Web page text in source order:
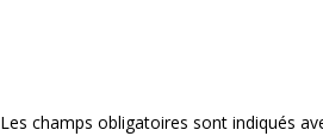
Les champs obligatoires sont indiqués